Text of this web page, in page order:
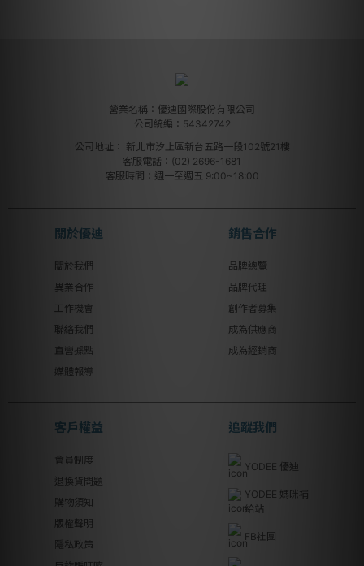
營業名稱：優迪國際股份有限公司
公司統編：54342742
公司地址： 新北市汐止區新台五路一段102號21樓
客服電話：(02) 2696-1681
客服時間：週一至週五 9:00~18:00
關於優迪
關於我們
異業合作
工作機會
聯絡我們
直營據點
媒體報導
銷售合作
品牌總覽
品牌代理
創作者募集
成為供應商
成為經銷商
客戶權益
會員制度
退換貨問題
購物須知
版權聲明
隱私政策
追蹤我們
YODEE 優迪
YODEE 媽咪補
給站
FB社團